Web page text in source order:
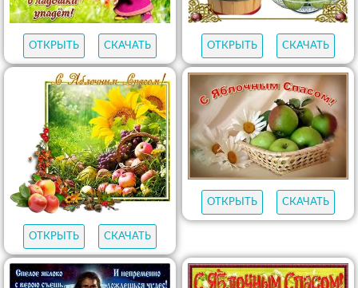
ОТКРЫТЬ СКАЧАТЬ ОТКРЫТЬ СКАЧАТЬ
ОТКРЫТЬ СКАЧАТЬ
ОТКРЫТЬ СКАЧАТЬ